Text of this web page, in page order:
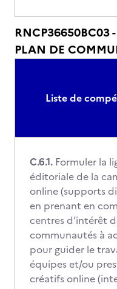
RNCP36650BC03
PLAN DE
Liste de
C.6.1. Formuler la
éditoriale de la
online (supports
en prenant en
centres d’intérêt
communautés à
pour guider le
équipes et/ou
créatifs online